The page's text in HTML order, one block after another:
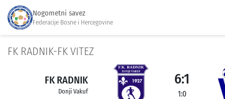
Nogometni savez
Federacije Bosne i Hercegovine
FK RADNIK-FK VITEZ
FK RADNIK
Donji Vakuf
6:1
1:0